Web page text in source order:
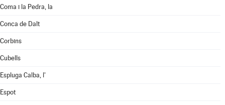
Coma i la Pedra, la
Conca de Dalt
Corbins
Cubells
Espluga Calba, l'
Espot